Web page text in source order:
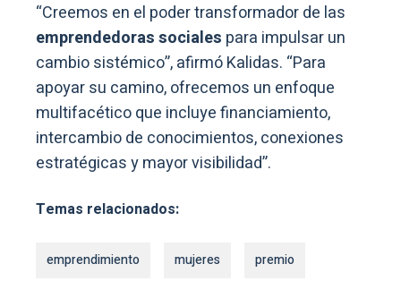
“Creemos en el poder transformador de las
emprendedoras sociales para impulsar un
cambio sistémico”, afirmó Kalidas. “Para
apoyar su camino, ofrecemos un enfoque
multifacético que incluye financiamiento,
intercambio de conocimientos, conexiones
estratégicas y mayor visibilidad”.
Temas relacionados:
emprendimiento mujeres premio